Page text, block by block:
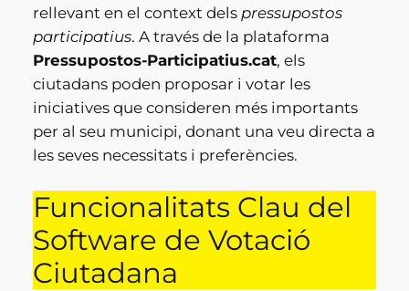
rellevant en el context dels pressupostos
participatius. A través de la plataforma
Pressupostos-Participatius.cat, els
ciutadans poden proposar i votar les
iniciatives que consideren més importants
per al seu municipi, donant una veu directa a
les seves necessitats i preferències.
Funcionalitats Clau del
Software de Votació
Ciutadana